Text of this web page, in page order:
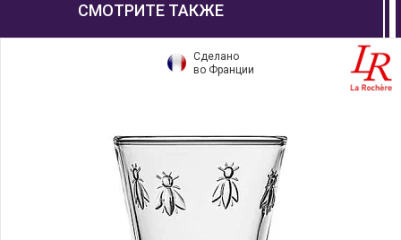
СМОТРИТЕ ТАКЖЕ
Сделано
во Франции